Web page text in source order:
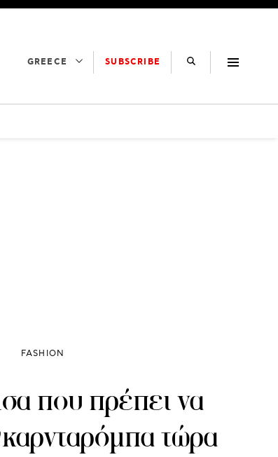
GREECE SUBSCRIBE
FASHION
που πρέπει να
τώρα